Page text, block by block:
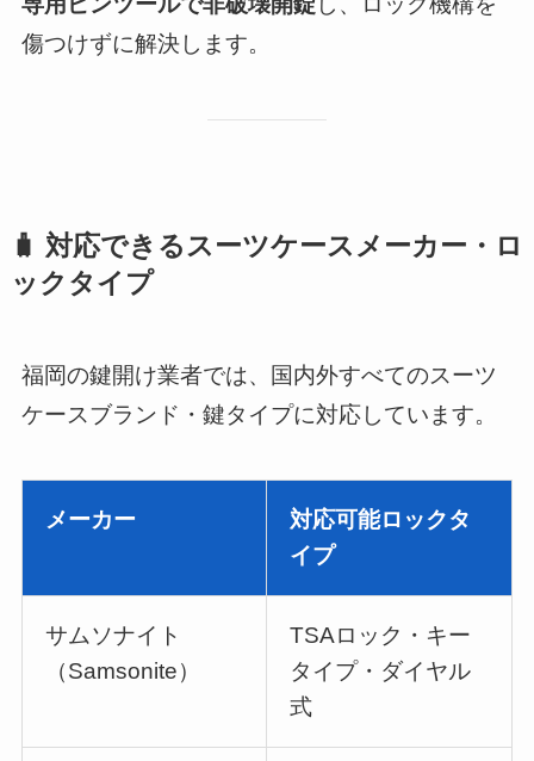
傷つけずに解決します。
🧳 対応できるスーツケースメーカー・ロ
ックタイプ
福岡の鍵開け業者では、国内外すべてのスーツ
ケースブランド・鍵タイプに対応しています。
メーカー
対応可能ロックタ
イプ
サムソナイト
（Samsonite）
TSAロック・キー
タイプ・ダイヤル
式